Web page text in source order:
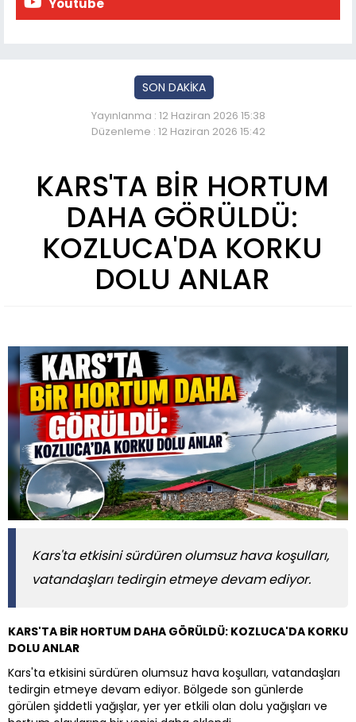
Youtube
SON DAKİKA
Yayınlanma : 12 Haziran 2026 15:38
Düzenleme : 12 Haziran 2026 15:42
KARS'TA BİR HORTUM
DAHA GÖRÜLDÜ:
KOZLUCA'DA KORKU
DOLU ANLAR
Kars'ta etkisini sürdüren olumsuz hava koşulları,
vatandaşları tedirgin etmeye devam ediyor.
KARS'TA BİR HORTUM DAHA GÖRÜLDÜ: KOZLUCA'DA KORKU
DOLU ANLAR
Kars'ta etkisini sürdüren olumsuz hava koşulları, vatandaşları
tedirgin etmeye devam ediyor. Bölgede son günlerde
görülen şiddetli yağışlar, yer yer etkili olan dolu yağışları ve